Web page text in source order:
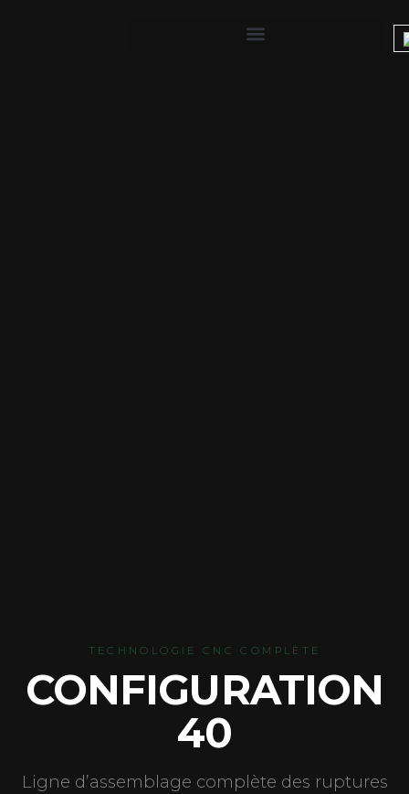
TECHNOLOGIE CNC COMPLÈTE
CONFIGURATION
40
Ligne d’assemblage complète des ruptures